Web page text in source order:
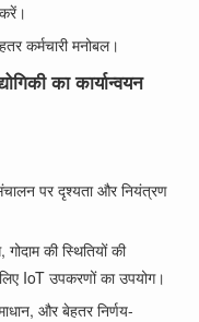
कर्मचारी मनोबल।
का कार्यान्वयन
पर दृश्यता और नियंत्रण
की स्थितियों की
IoT उपकरणों का उपयोग।
और बेहतर निर्णय-